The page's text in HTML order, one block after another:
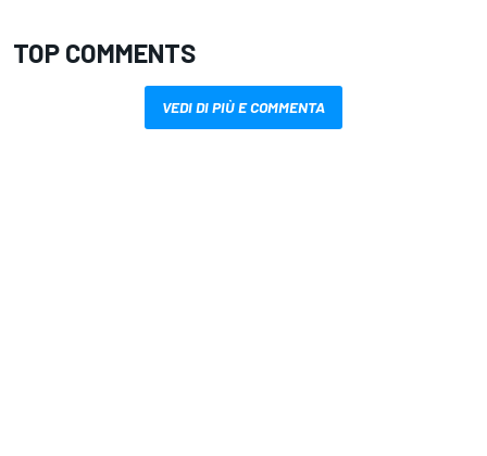
TOP COMMENTS
VEDI DI PIÙ E COMMENTA